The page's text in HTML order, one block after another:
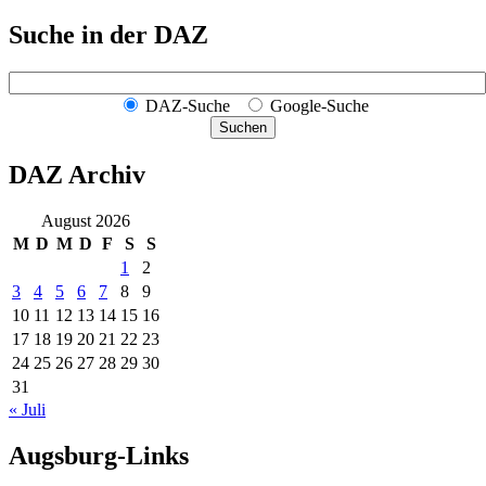
Suche in der DAZ
DAZ-Suche Google-Suche
Suchen
DAZ Archiv
August 2026
M D M D F S
S
1
2
3
4 5 6 7 8
9
10 11 12 13 14 15 16
17 18 19 20 21 22 23
24 25 26 27 28 29 30
31
« Juli
Augsburg-Links